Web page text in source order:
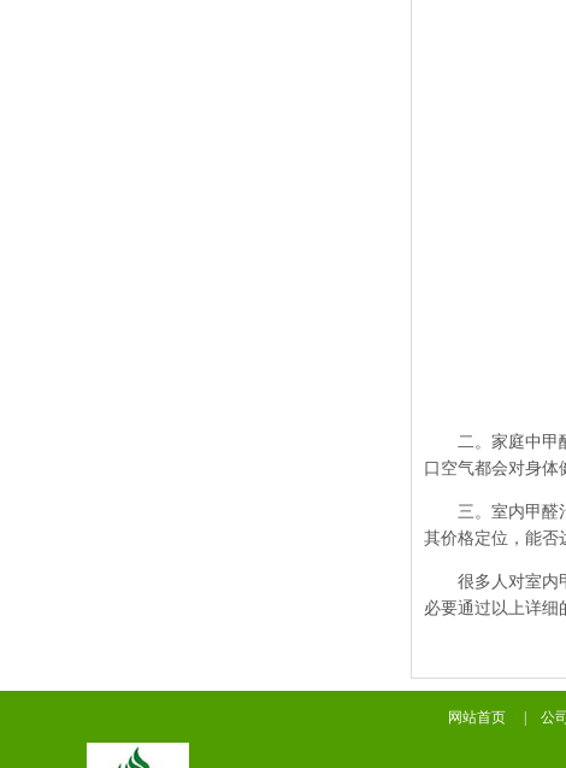
二。家庭中甲醛
口空气都会对身体
三。 室内甲醛
其价格定位，能否
很多人对室内甲
必要通过以上详细
网站首页 公